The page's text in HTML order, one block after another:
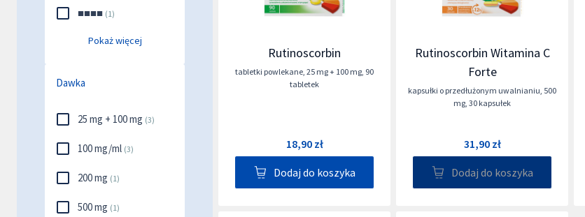
■■■■ (1)
Pokaż więcej
Dawka
25 mg + 100 mg (3)
100 mg/ml (3)
200 mg (1)
500 mg (1)
Rutinoscorbin
tabletki powlekane, 25 mg + 100 mg, 90
tabletek
18,90 zł
Dodaj do koszyka
Rutinoscorbin Witamina C
Forte
kapsułki o przedłużonym uwalnianiu, 500
mg, 30 kapsułek
31,90 zł
Dodaj do koszyka